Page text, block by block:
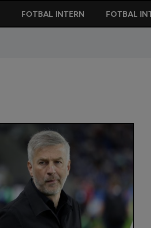
FOTBAL INTERN FOTBAL